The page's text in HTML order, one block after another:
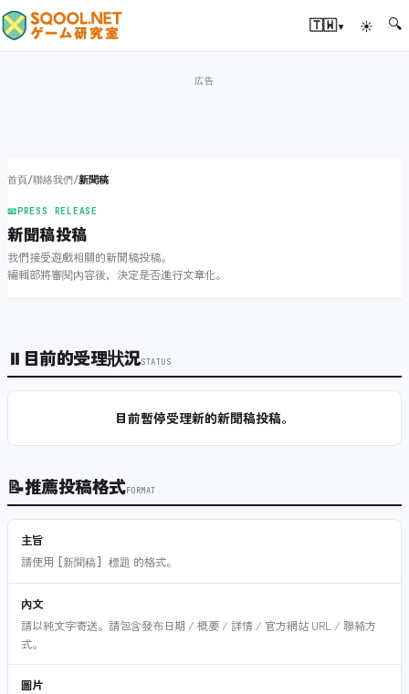
🇹🇼▾ ☀ 🔍
首頁/聯絡我們/新聞稿
📧PRESS RELEASE
新聞稿投稿
我們接受遊戲相關的新聞稿投稿。
編輯部將審閱內容後，決定是否進行文章化。
⏸ 目前的受理狀況STATUS
目前暫停受理新的新聞稿投稿。
📝推薦投稿格式FORMAT
主旨
請使用
[新聞稿] 標題 的格式。
內文
請以純文字寄送。請包含發布日期 / 概要 / 詳情 / 官方網站 URL / 聯絡方
式。
圖片